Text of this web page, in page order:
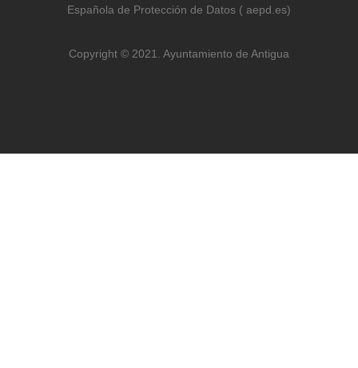
Española de Protección de Datos ( aepd.es)
Copyright © 2021. Ayuntamiento de Antigua